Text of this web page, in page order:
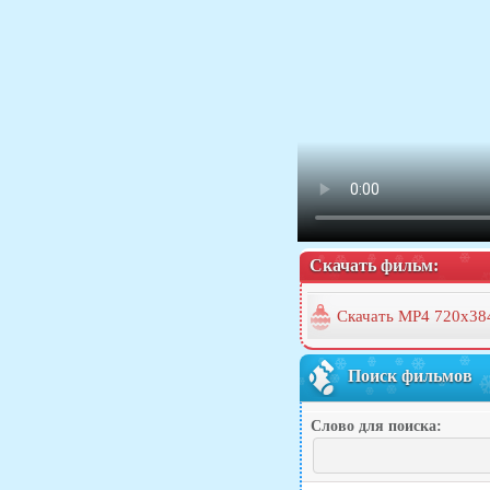
Скачать фильм:
Скачать MP4
Поиск фильмов
Слово для поиска: